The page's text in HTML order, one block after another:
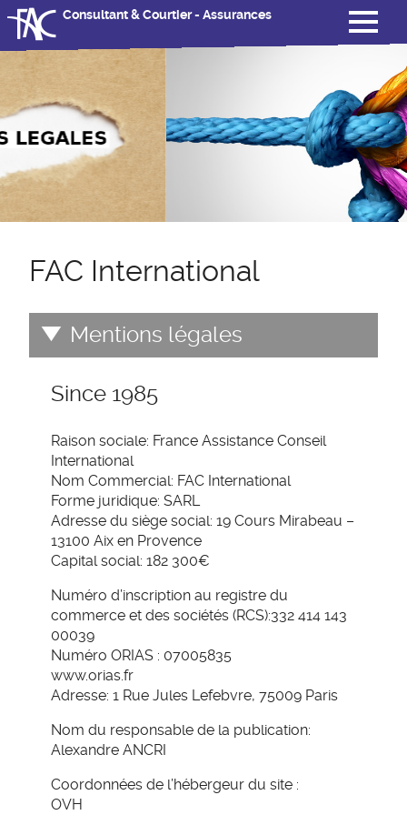
Consultant & Courtier - Assurances
FAC International
Mentions légales
Since 1985
Raison sociale: France Assistance Conseil
International
Nom Commercial: FAC International
Forme juridique: SARL
Adresse du siège social: 19 Cours Mirabeau –
13100 Aix en Provence
Capital social: 182 300€
Numéro d’inscription au registre du
commerce et des sociétés (RCS):332 414 143
00039
Numéro ORIAS : 07005835
www.orias.fr
Adresse: 1 Rue Jules Lefebvre, 75009 Paris
Nom du responsable de la publication:
Alexandre ANCRI
Coordonnées de l’hébergeur du site :
OVH